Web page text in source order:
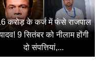
करोड़ के कर्ज में फंसे राजपाल
9 सितंबर को नीलाम होंगी
दो संपत्तियां,...